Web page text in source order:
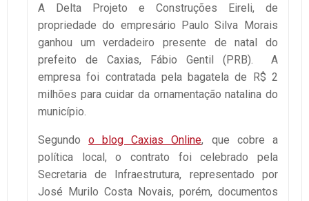
A Delta Projeto e Construções Eireli, de
propriedade do empresário Paulo Silva Morais
ganhou um verdadeiro presente de natal do
prefeito de Caxias, Fábio Gentil (PRB). A
empresa foi contratada pela bagatela de R$ 2
milhões para cuidar da ornamentação natalina do
município.
Segundoo blog Caxias Online, que cobre a
política local, o contrato foi celebrado pela
Secretaria de Infraestrutura, representado por
José Murilo Costa Novais, porém, documentos